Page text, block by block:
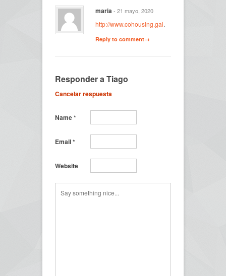
maria- 21 mayo, 2020
http://www.cohousing.gal.
Reply to comment→
Responder aTiago
Cancelar respuesta
Name*
Email*
Website